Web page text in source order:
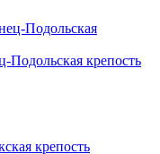
Подольская крепость